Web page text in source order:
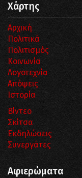
Χάρτης
Αρχική
Πολιτικά
Πολιτισμός
Κοινωνία
Λογοτεχνία
Απόψεις
Ιστορία
Βίντεο
Σκίτσα
Εκδηλώσεις
Συνεργάτες
Αφιερώματα